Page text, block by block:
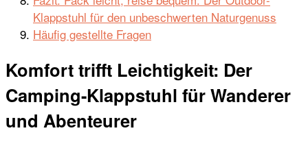
Klappstuhl für den unbeschwerten Naturgenuss
Häufig gestellte Fragen
Komfort trifft Leichtigkeit: Der
Camping-Klappstuhl für Wanderer
und Abenteurer